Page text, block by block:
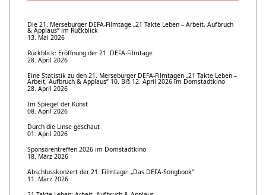
Die 21. Merseburger DEFA-Filmtage „21 Takte Leben – Arbeit, Aufbruch
& Applaus“ im Rückblick
13. Mai 2026
Rückblick: Eröffnung der 21. DEFA-Filmtage
28. April 2026
Eine Statistik zu den 21. Merseburger DEFA-Filmtagen „21 Takte Leben –
Arbeit, Aufbruch & Applaus“ 10. Bis 12. April 2026 im Domstadtkino
28. April 2026
Im Spiegel der Kunst
08. April 2026
Durch die Linse geschaut
01. April 2026
Sponsorentreffen 2026 im Domstadtkino
18. März 2026
Abschlusskonzert der 21. Filmtage: „Das DEFA-Songbook“
11. März 2026